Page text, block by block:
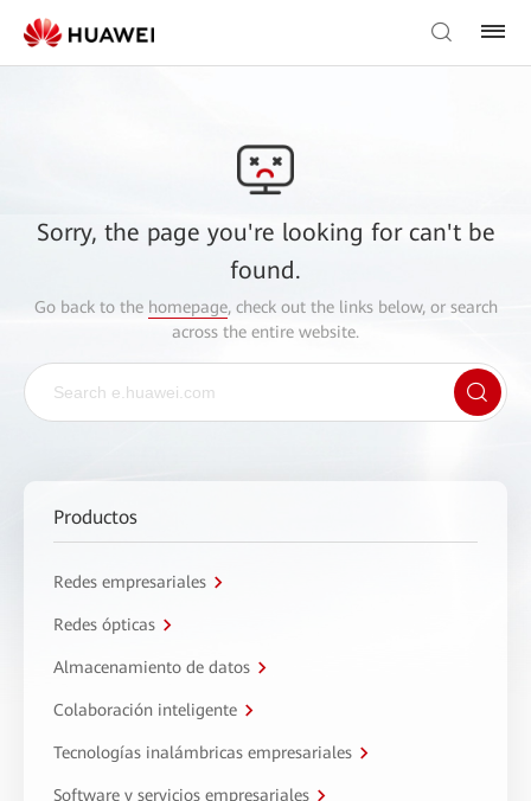
Sorry, the page you're looking for can't be
found.
Go back to the homepage, check out the links below, or search
across the entire website.
Productos
Redes empresariales
Redes ópticas
Almacenamiento de datos
Colaboración inteligente
Tecnologías inalámbricas empresariales
Software y servicios empresariales